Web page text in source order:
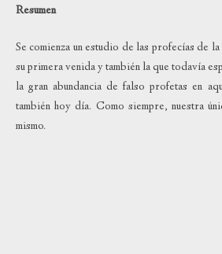
Resumen
Se comienza un estudio de las profecías de
su primera venida y también la que todavía
la gran abundancia de falso profetas en
también hoy día. Como siempre, nuestra
mismo.